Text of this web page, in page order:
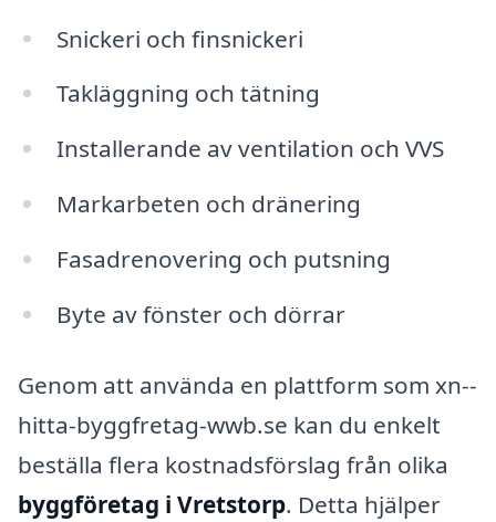
Snickeri och finsnickeri
Takläggning och tätning
Installerande av ventilation och VVS
Markarbeten och dränering
Fasadrenovering och putsning
Byte av fönster och dörrar
Genom att använda en plattform som xn--
hitta-byggfretag-wwb.se kan du enkelt
beställa flera kostnadsförslag från olika
byggföretag i Vretstorp. Detta hjälper